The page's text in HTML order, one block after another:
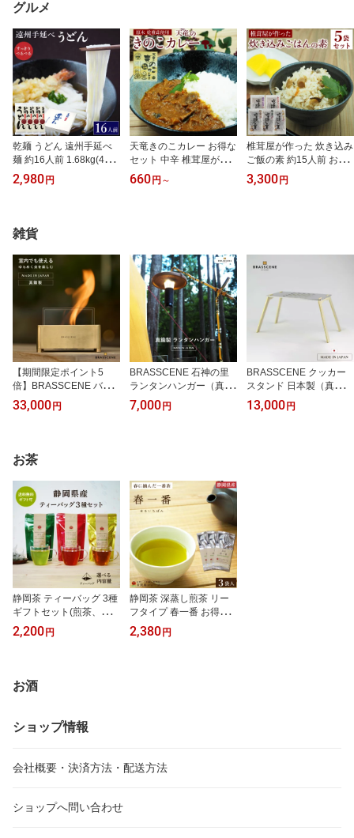
グルメ
乾麺 うどん 遠州手延べ
麺 約16人前 1.68kg(420
g×4袋) お得な4袋セット
いなさの郷 ギフト 贈答
非常食 【産地直送】【送
料無料】
2,980 円
天竜きのこカレー お得な
セット 中辛 椎茸屋が作
ったレトルトカレー しい
たけ キノコ【産地直送】
660 円 ～
椎茸屋が作った 炊き込み
ご飯の素 約15人前 お得
な5袋セット(全5種×各1
袋) 【椎茸、舞茸、しめ
3,300 円
雑貨
【期間限定ポイント5
倍】BRASSCENE バイ
オエタノールランプ（真
鍮製）ブラシーネ アウト
卓上暖炉 ポータブル卓上
暖炉 キャンプストーブ
無煙 無臭 キャンプ暖炉
クリーン燃料 室内 真鍮
ギフト お祝い
33,000 円
BRASSCENE 石神の里
ランタンハンガー（真鍮
製）ランタンスタンド ブ
ラシーネ アウトドア キ
7,000 円
BRASSCENE クッカー
スタンド 日本製（真鍮
製）｜ブラシーネ アウト
ドア キャンプ インテリ
13,000 円
お茶
静岡茶 ティーバッグ 3種
ギフトセット(煎茶、紅
茶、ほうじ茶) 静岡牧之
原茶 深蒸し茶 お茶 日本
料】
2,200 円
静岡茶 深蒸し煎茶 リー
フタイプ 春一番 お得な3
個セット 1袋あたり100g
×3袋セット 静岡牧之原
2,380 円
お酒
ショップ情報
会社概要・決済方法・配送方法
ショップへ問い合わせ